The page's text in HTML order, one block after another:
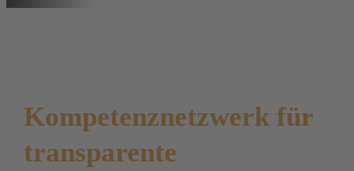
Kompetenznetzwerk für
transparente